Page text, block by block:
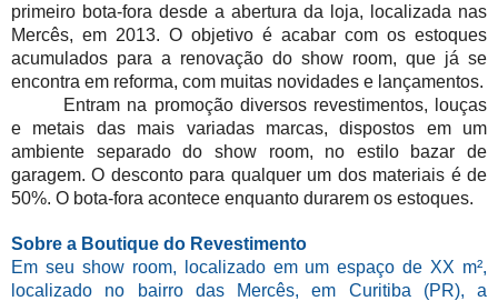
primeiro bota-fora desde a abertura da loja, localizada nas
Mercês, em 2013. O objetivo é acabar com os estoques
acumulados para a renovação do show room, que já se
encontra em reforma, com muitas novidades e lançamentos.
Entram na promoção diversos revestimentos, louças
e metais das mais variadas marcas, dispostos em um
ambiente separado do show room, no estilo bazar de
garagem. O desconto para qualquer um dos materiais é de
50%. O bota-fora acontece enquanto durarem os estoques.
Sobre a Boutique do Revestimento
Em seu show room, localizado em um espaço de XX m²,
localizado no bairro das Mercês, em Curitiba (PR), a